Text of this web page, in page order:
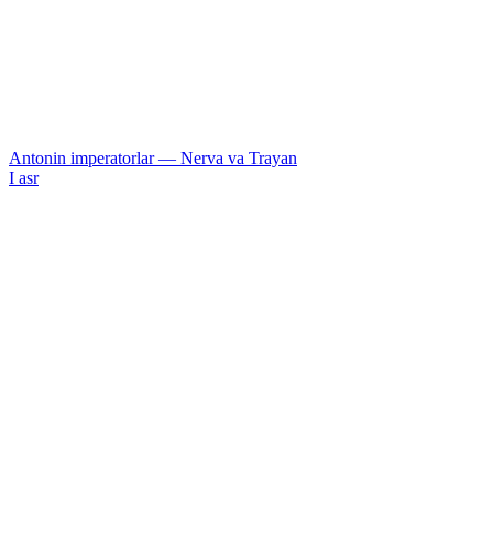
Antonin imperatorlar — Nerva va Trayan
I asr